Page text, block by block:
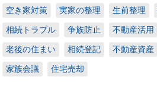
空き家対策 実家の整理 生前整理
相続トラブル 争族防止 不動産活用
老後の住まい 相続登記 不動産資産
家族会議 住宅売却